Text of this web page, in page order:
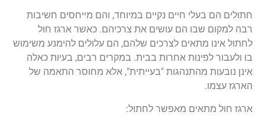
חתולים הם בעלי חיים נקיים במיוחד, והם מייחסים חשיבות
רבה למקום שבו הם עושים את צרכיהם. כאשר ארגז חול
לחתול אינו מתאים לצרכים שלהם, הם עלולים להימנע משימוש
בו ולעבור לפינות אחרות בבית. במקרים רבים, בעיות כאלה
אינן נובעות מהתנהגות "בעייתית", אלא מחוסר התאמה של
הארגז עצמו.
ארגז חול מתאים מאפשר לחתול: